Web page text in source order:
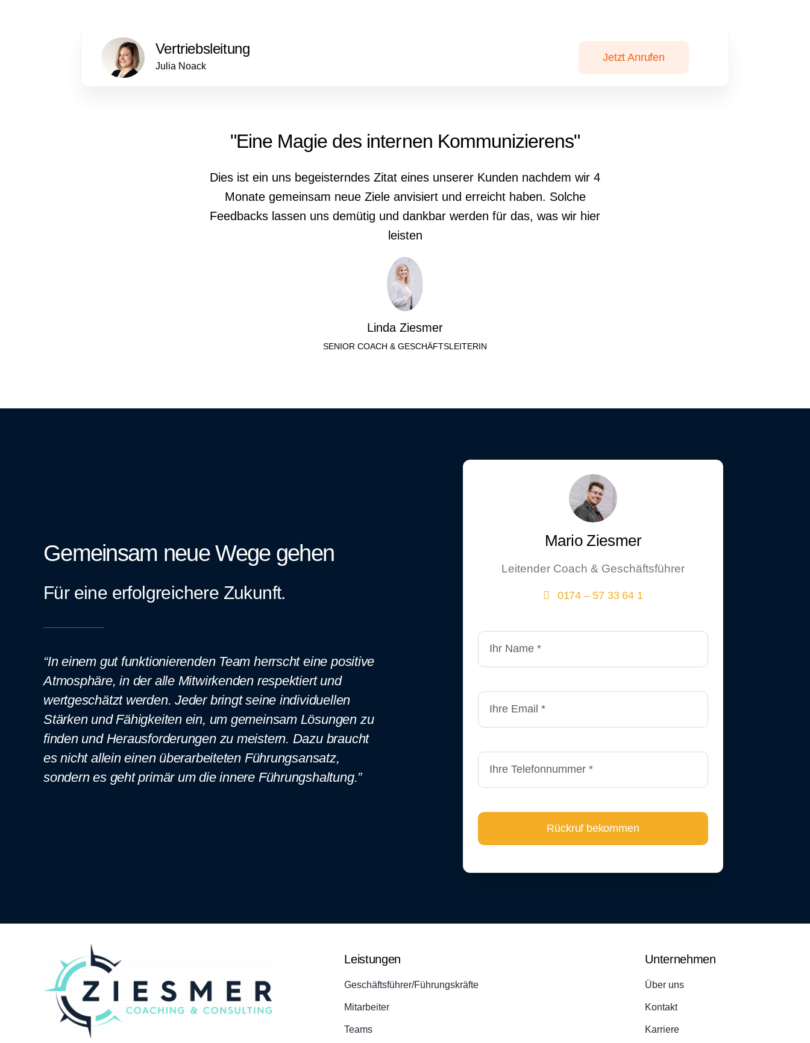
Vertriebsleitung
Julia Noack
Jetzt Anrufen
"Eine Magie des internen Kommunizierens"
Dies ist ein uns begeisterndes Zitat eines unserer Kunden nachdem wir 4
Monate gemeinsam neue Ziele anvisiert und erreicht haben. Solche
Feedbacks lassen uns demütig und dankbar werden für das, was wir hier
leisten
Linda Ziesmer
SENIOR COACH & GESCHÄFTSLEITERIN
Gemeinsam neue Wege gehen
Für eine erfolgreichere Zukunft.
“In einem gut funktionierenden Team herrscht eine positive
Atmosphäre, in der alle Mitwirkenden respektiert und
wertgeschätzt werden. Jeder bringt seine individuellen
Stärken und Fähigkeiten ein, um gemeinsam Lösungen zu
finden und Herausforderungen zu meistern. Dazu braucht
es nicht allein einen überarbeiteten Führungsansatz,
sondern es geht primär um die innere Führungshaltung.”
Mario Ziesmer
Leitender Coach & Geschäftsführer
0174 – 57 33 64 1
Rückruf bekommen
Leistungen
Geschäftsführer/Führungskräfte
Mitarbeiter
Teams
Unternehmen
Über uns
Kontakt
Karriere